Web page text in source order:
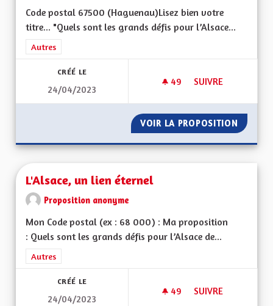
Code postal 67500 (Haguenau)Lisez bien votre
titre... "Quels sont les grands défis pour l’Alsace...
Filtrer les résultats de la catégorie : Autres
Autres
CRÉÉ LE
24/04/2023
49 49 ABONNÉS
SUIVRE
VOIR LA PROPOSITION
L'Alsace, un lien éternel
Proposition anonyme
Mon Code postal (ex : 68 000) : Ma proposition
: Quels sont les grands défis pour l’Alsace de...
Filtrer les résultats de la catégorie : Autres
Autres
CRÉÉ LE
24/04/2023
49 49 ABONNÉS
SUIVRE